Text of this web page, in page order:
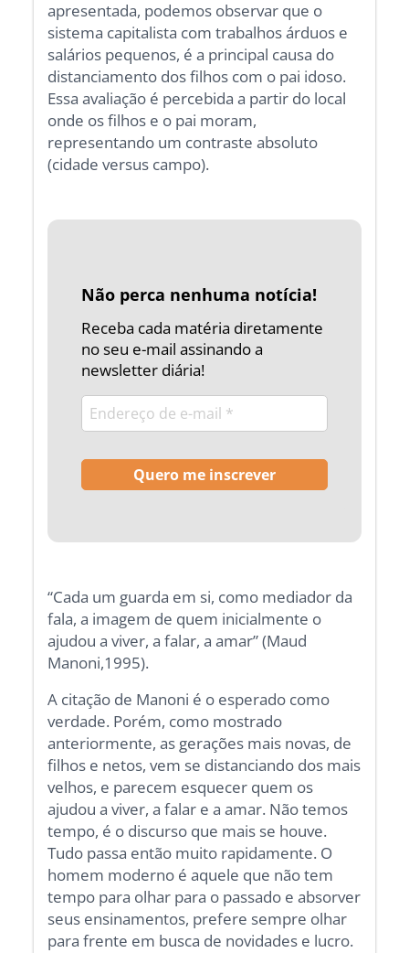
apresentada, podemos observar que o
sistema capitalista com trabalhos árduos e
salários pequenos, é a principal causa do
distanciamento dos filhos com o pai idoso.
Essa avaliação é percebida a partir do local
onde os filhos e o pai moram,
representando um contraste absoluto
(cidade versus campo).
Não perca nenhuma notícia!
Receba cada matéria diretamente
no seu e-mail assinando a
newsletter diária!
“Cada um guarda em si, como mediador da
fala, a imagem de quem inicialmente o
ajudou a viver, a falar, a amar” (Maud
Manoni,1995).
A citação de Manoni é o esperado como
verdade. Porém, como mostrado
anteriormente, as gerações mais novas, de
filhos e netos, vem se distanciando dos mais
velhos, e parecem esquecer quem os
ajudou a viver, a falar e a amar. Não temos
tempo, é o discurso que mais se houve.
Tudo passa então muito rapidamente. O
homem moderno é aquele que não tem
tempo para olhar para o passado e absorver
seus ensinamentos, prefere sempre olhar
para frente em busca de novidades e lucro.